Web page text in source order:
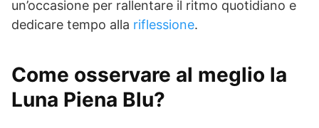
un’occasione per rallentare il ritmo quotidiano e
dedicare tempo alla riflessione.
Come osservare al meglio la
Luna Piena Blu?